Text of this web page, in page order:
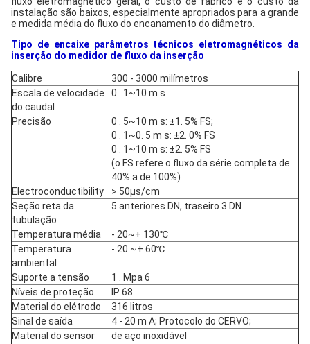
instalação são baixos, especialmente apropriados para a grande
e medida média do fluxo do encanamento do diâmetro.
Tipo de encaixe parâmetros técnicos eletromagnéticos da
inserção do medidor de fluxo da inserção
Calibre
300 - 3000 milímetros
Escala de velocidade
do caudal
0 . 1~10 m s
Precisão
0 . 5~10 m s: ±1. 5% FS;
0 . 1~0. 5 m s: ±2. 0% FS
0 . 1~10 m s: ±2. 5% FS
(o FS refere o fluxo da série completa de
40% a de 100%)
Electroconductibility
> 50μs/cm
Seção reta da
tubulação
5 anteriores DN, traseiro 3 DN
Temperatura média
- 20~+ 130℃
Temperatura
ambiental
- 20 ~+ 60℃
Suporte a tensão
1 . Mpa 6
Níveis de proteção
IP 68
Material do elétrodo
316 litros
Sinal de saída
4 - 20 m A; Protocolo do CERVO;
Material do sensor
de aço inoxidável